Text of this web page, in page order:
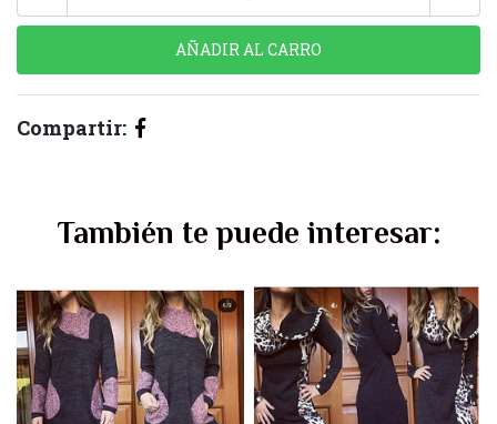
Compartir:
También te puede interesar: